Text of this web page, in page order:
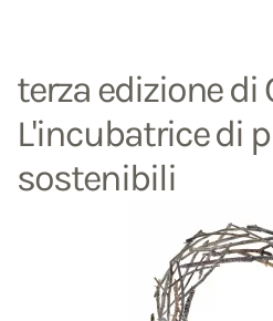
terza edizione di
L'incubatrice di
sostenibili